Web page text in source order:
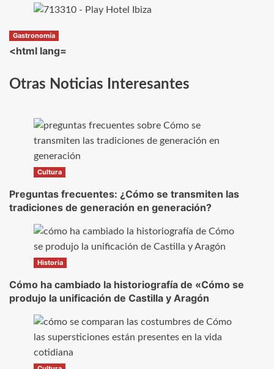
Gastronomía
<html lang=
Otras Noticias Interesantes
Cultura
Preguntas frecuentes: ¿Cómo se transmiten las
tradiciones de generación en generación?
Historia
Cómo ha cambiado la historiografía de «Cómo se
produjo la unificación de Castilla y Aragón